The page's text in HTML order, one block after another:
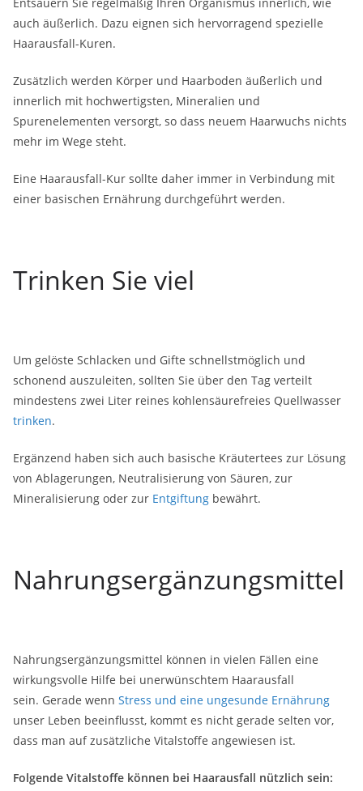
auch äußerlich. Dazu eignen sich hervorragend spezielle
Haarausfall-Kuren.
Zusätzlich werden Körper und Haarboden äußerlich und
innerlich mit hochwertigsten, Mineralien und
Spurenelementen versorgt, so dass neuem Haarwuchs nichts
mehr im Wege steht.
Eine Haarausfall-Kur sollte daher immer in Verbindung mit
einer basischen Ernährung durchgeführt werden.
Trinken Sie viel
Um gelöste Schlacken und Gifte schnellstmöglich und
schonend auszuleiten, sollten Sie über den Tag verteilt
mindestens zwei Liter reines kohlensäurefreies Quellwasser
trinken.
Ergänzend haben sich auch basische Kräutertees zur Lösung
von Ablagerungen, Neutralisierung von Säuren, zur
Mineralisierung oder zur Entgiftung bewährt.
Nahrungsergänzungsmittel
Nahrungsergänzungsmittel können in vielen Fällen eine
wirkungsvolle Hilfe bei unerwünschtem Haarausfall
sein. Gerade wenn Stress und eine ungesunde Ernährung
unser Leben beeinflusst, kommt es nicht gerade selten vor,
dass man auf zusätzliche Vitalstoffe angewiesen ist.
Folgende Vitalstoffe können bei Haarausfall nützlich sein: